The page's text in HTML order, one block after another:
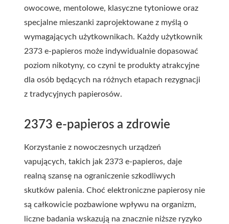
owocowe, mentolowe, klasyczne tytoniowe oraz
specjalne mieszanki zaprojektowane z myślą o
wymagających użytkownikach. Każdy użytkownik
2373 e-papieros może indywidualnie dopasować
poziom nikotyny, co czyni te produkty atrakcyjne
dla osób będących na różnych etapach rezygnacji
z tradycyjnych papierosów.
2373 e-papieros a zdrowie
Korzystanie z nowoczesnych urządzeń
vapujących, takich jak 2373 e-papieros, daje
realną szansę na ograniczenie szkodliwych
skutków palenia. Choć elektroniczne papierosy nie
są całkowicie pozbawione wpływu na organizm,
liczne badania wskazują na znacznie niższe ryzyko